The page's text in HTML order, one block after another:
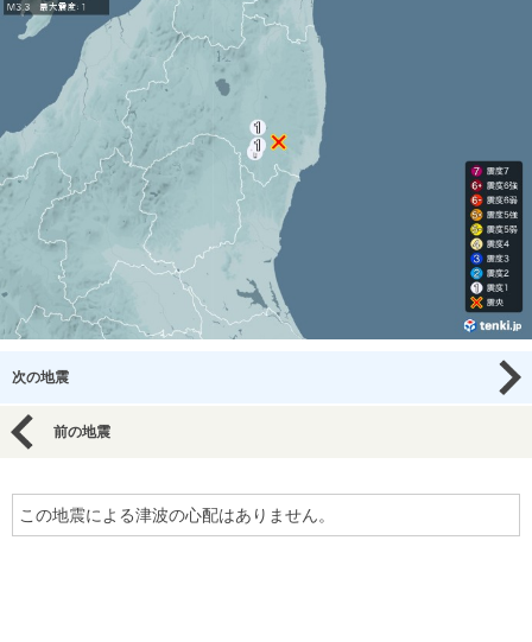
次の地震
前の地震
この地震による津波の心配はありません。